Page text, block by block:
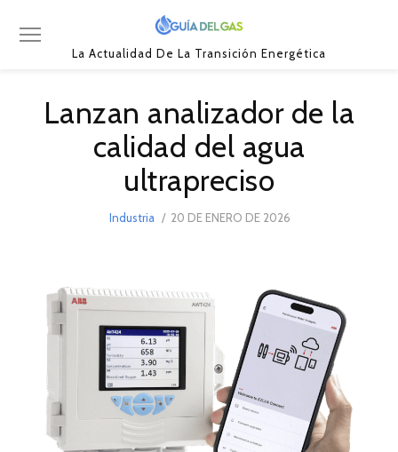
La Actualidad De La Transición Energética
Lanzan analizador de la
calidad del agua
ultrapreciso
Industria
POSTED
20 DE ENERO DE 2026